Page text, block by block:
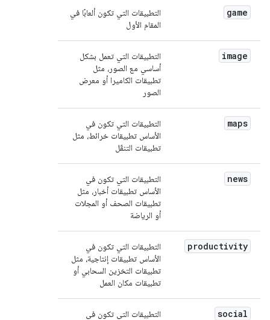
game
التطبيقات التي تكون ألعابًا في
المقام الأول
image
التطبيقات التي تعمل بشكل
أساسي مع الصور، مثل
تطبيقات الكاميرا أو معرض
الصور
maps
التطبيقات التي تكون في
الأساس تطبيقات خرائط، مثل
تطبيقات التنقّل
news
التطبيقات التي تكون في
الأساس تطبيقات أخبار، مثل
تطبيقات الصحف أو المجلات
أو الرياضة
productivity
التطبيقات التي تكون في
الأساس تطبيقات إنتاجية، مثل
تطبيقات التخزين السحابي أو
تطبيقات مكان العمل
social
التطبيقات التي تكون في